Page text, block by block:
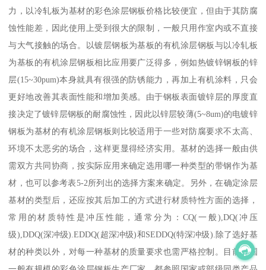
力，以冷轧板为基材的彩色涂层钢板价格比较便宜，但由于其防腐
蚀性能差，因此使用上受到很大的限制，一般只用作室内或不直接
与大气接触的场合。以镀层钢板为基板的有机涂层钢板与以冷轧板
为基板的有机涂层钢板相比应用要广泛得多，例如热镀锌钢板的锌
层(15~30pum)本身就具有很强的防锈能力，再加上有机涂料，只会
更好地改善其表面性能和增加美感。由于钢板表面镀锌层的厚度直
接决定了镀锌层钢板的耐腐蚀性，因此以锌层较薄(5~8um)的电镀锌
钢板为基材的有机涂层钢板则比较适用于一些对防腐要求不太高、
环境不太恶劣的场合，这样更显得经济实用。基材的选择一般由供
需双方共同协商，按实际应用来确定选用哪一种类型的带钢作为基
材，也可以参考表5-2所列出的选择方案来确定。另外，在确定涂层
基材的类型后，还应按其后加工的方式进行材质特性方面的选择，
常用的材质特性是冲压性能，通常分为：CQ(一般),DQ(冲压
级),DDQ(深冲级).EDDQ(超深冲级)和SEDDQ(特深冲级).除了选好基
材的种类以外，对每一种基材的质量要求也需严格控制。目前我国